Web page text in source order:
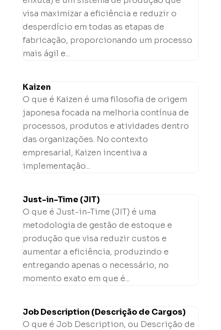
visa maximizar a eficiência e reduzir o
desperdício em todas as etapas de
fabricação, proporcionando um processo
mais ágil e...
Kaizen
O que é Kaizen é uma filosofia de origem
japonesa focada na melhoria contínua de
processos, produtos e atividades dentro
das organizações. No contexto
empresarial, Kaizen incentiva a
implementação...
Just-in-Time (JIT)
O que é Just-in-Time (JIT) é uma
metodologia de gestão de estoque e
produção que visa reduzir custos e
aumentar a eficiência, produzindo e
entregando apenas o necessário, no
momento exato em que é...
Job Description (Descrição de Cargos)
O que é Job Description, ou Descrição de